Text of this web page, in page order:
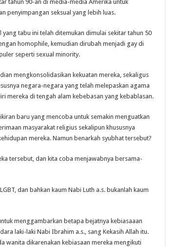
tahun 90-an di media-media Amerika untuk
penyimpangan seksual yang lebih luas.
tabu ini telah ditemukan dimulai sekitar tahun 50
homophile, kemudian dirubah menjadi gay di
seperti sexual minority.
mengkonsolidasikan kekuatan mereka, sekaligus
negara-negara yang telah melepaskan agama
mereka di tengah alam kebebasan yang kebablasan.
baru yang mencoba untuk semakin menguatkan
masyarakat religius sekalipun khususnya
mereka. Namun benarkah syubhat tersebut?
tersebut, dan kita coba menjawabnya bersama-
dan bahkan kaum Nabi Luth a.s. bukanlah kaum
menggambarkan betapa bejatnya kebiasaaan
laki-laki Nabi Ibrahim a.s., sang Kekasih Allah itu.
wanita dikarenakan kebiasaan mereka mengikuti